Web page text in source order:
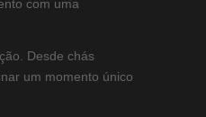
com uma
Desde chás
um momento único